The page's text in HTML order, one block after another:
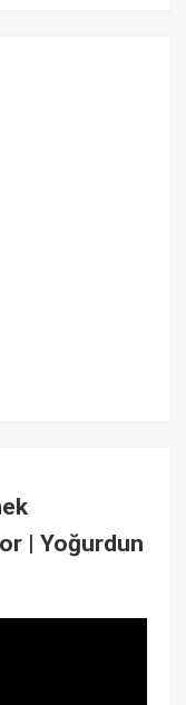
| Yoğurdun